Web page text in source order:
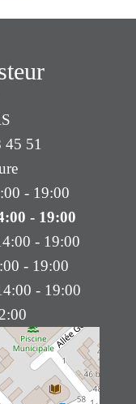
45 51
- 19:00
- 19:00
- 19:00
- 19:00
- 19:00